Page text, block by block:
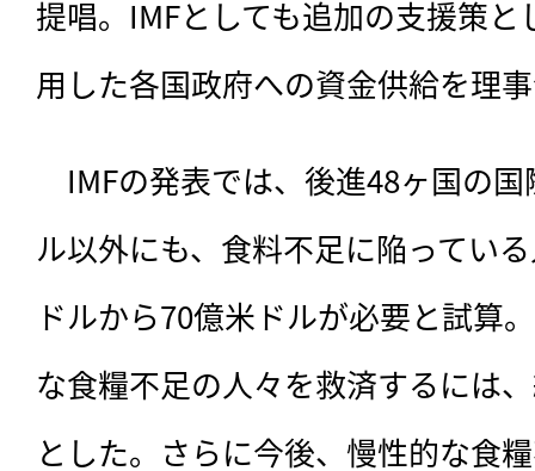
提唱。IMFとしても追加の支援策
用した各国政府への資金供給を理
IMFの発表では、後進48ヶ国の
ル以外にも、食料不足に陥ってい
ドルから70億米ドルが必要と試算
な食糧不足の人々を救済するには
とした。さらに今後、慢性的な食